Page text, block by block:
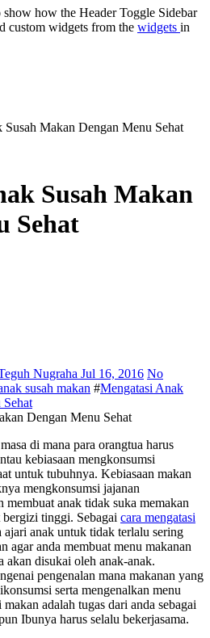
how the Header Toggle Sidebar
custom widgets from the widgets in
Susah Makan Dengan Menu Sehat
Susah Makan
Sehat
Nugraha Jul 16, 2016 No
susah makan #Mengatasi Anak
kebiasaan mengkonsumsi
untuk tubuhnya. Kebiasaan makan
mengkonsumsi jajanan
membuat anak tidak suka memakan
tinggi. Sebagai cara mengatasi
ajari anak untuk tidak terlalu sering
agar anda membuat menu makanan
akan disukai oleh anak-anak.
pengenalan mana makanan yang
serta mengenalkan menu
adalah tugas dari anda sebagai
Ibunya harus selalu bekerjasama.